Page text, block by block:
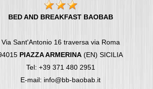
BED AND BREAKFAST BAOBAB
Via Sant'Antonio 16 traversa via Roma
PIAZZA ARMERINA (EN) SICILIA
Tel: +39 371 480 2951
E-mail: info@bb-baobab.it